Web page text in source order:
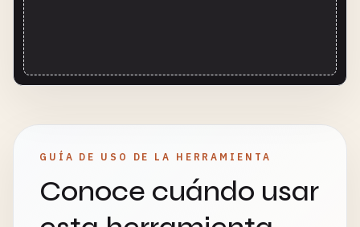
GUÍA DE USO DE LA HERRAMIENTA
Conoce cuándo usar